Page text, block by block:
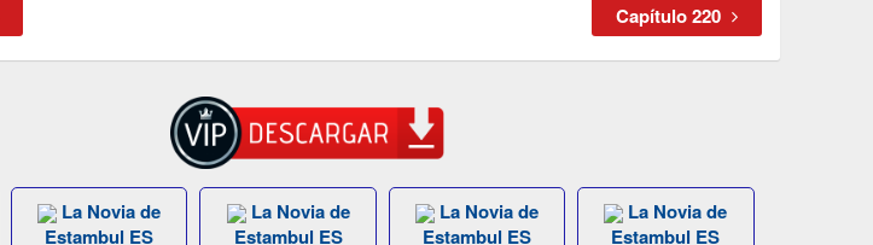
Capítulo 220
La Novia de
Estambul ES
La Novia de
Estambul ES
La Novia de
Estambul ES
La Novia de
Estambul ES